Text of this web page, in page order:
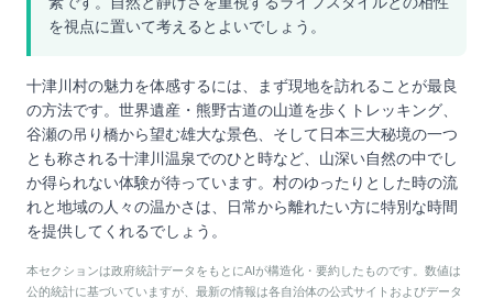
を視点に置いて考えるとよいでしょう。
十津川村の魅力を体感するには、まず現地を訪れることが最良
の方法です。世界遺産・熊野古道の山道を歩くトレッキング、
谷瀬の吊り橋から望む雄大な景色、そして日本三大秘境の一つ
とも称される十津川温泉でのひと時など、山深い自然の中でし
か得られない体験が待っています。村のゆったりとした時の流
れと地域の人々の温かさは、日常から離れたい方に特別な時間
を提供してくれるでしょう。
本セクションは政府統計データをもとにAIが構造化・要約したものです。数値は
公的統計に基づいていますが、最新の情報は各自治体の公式サイトおよびデータ